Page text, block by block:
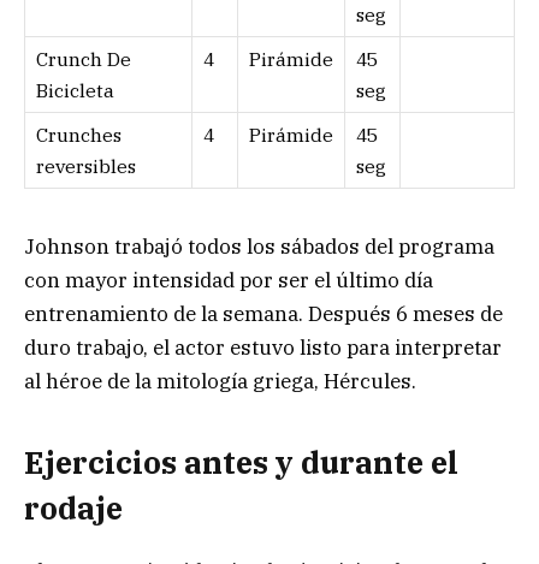
seg
Crunch De
Bicicleta
4 Pirámide
45
seg
Crunches
reversibles
4 Pirámide
45
seg
Johnson trabajó todos los sábados del programa
con mayor intensidad por ser el último día
entrenamiento de la semana. Después 6 meses de
duro trabajo, el actor estuvo listo para interpretar
al héroe de la mitología griega, Hércules.
Ejercicios antes y durante el
rodaje